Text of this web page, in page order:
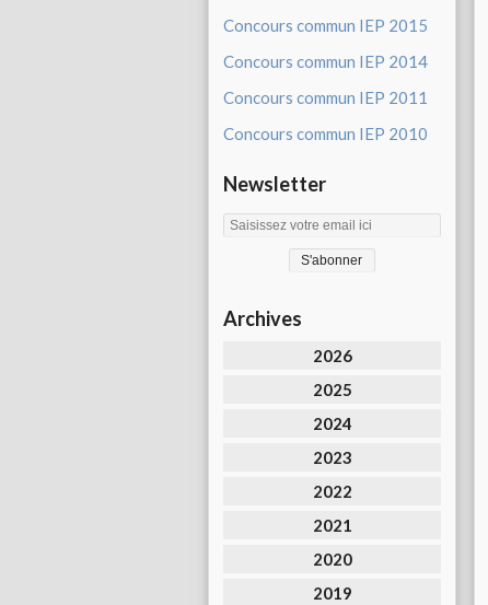
Concours commun IEP 2015
Concours commun IEP 2014
Concours commun IEP 2011
Concours commun IEP 2010
Newsletter
Archives
2026
2025
2024
2023
2022
2021
2020
2019